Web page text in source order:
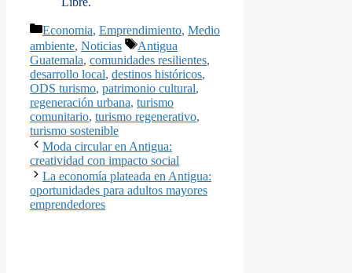
Categorías
Economia, Emprendimiento, Medio
ambiente, Noticias Etiquetas
Antigua
Guatemala, comunidades resilientes,
desarrollo local, destinos históricos,
ODS turismo, patrimonio cultural,
regeneración urbana, turismo
comunitario, turismo regenerativo,
turismo sostenible
Moda circular en Antigua:
creatividad con impacto social
La economía plateada en Antigua:
oportunidades para adultos mayores
emprendedores